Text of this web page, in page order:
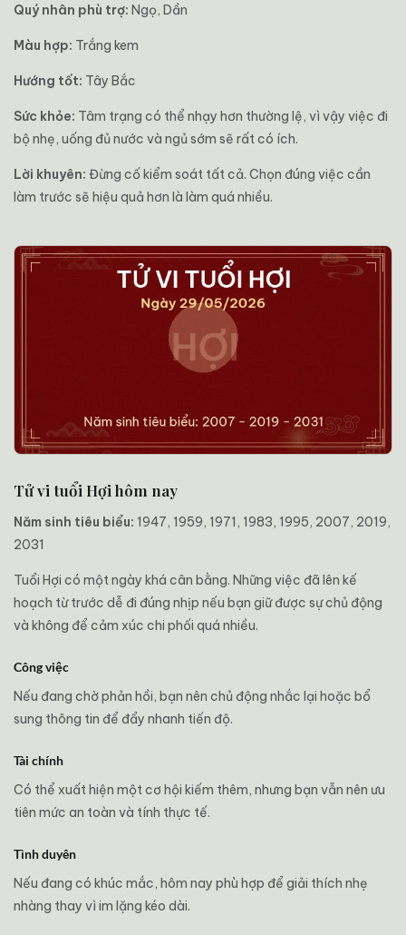
Quý nhân phù trợ: Ngọ, Dần
Màu hợp: Trắng kem
Hướng tốt: Tây Bắc
Sức khỏe: Tâm trạng có thể nhạy hơn thường lệ, vì vậy việc đi
bộ nhẹ, uống đủ nước và ngủ sớm sẽ rất có ích.
Lời khuyên: Đừng cố kiểm soát tất cả. Chọn đúng việc cần
làm trước sẽ hiệu quả hơn là làm quá nhiều.
Tử vi tuổi Hợi hôm nay
Năm sinh tiêu biểu: 1947, 1959, 1971, 1983, 1995, 2007, 2019,
2031
Tuổi Hợi có một ngày khá cân bằng. Những việc đã lên kế
hoạch từ trước dễ đi đúng nhịp nếu bạn giữ được sự chủ động
và không để cảm xúc chi phối quá nhiều.
Công việc
Nếu đang chờ phản hồi, bạn nên chủ động nhắc lại hoặc bổ
sung thông tin để đẩy nhanh tiến độ.
Tài chính
Có thể xuất hiện một cơ hội kiếm thêm, nhưng bạn vẫn nên ưu
tiên mức an toàn và tính thực tế.
Tình duyên
Nếu đang có khúc mắc, hôm nay phù hợp để giải thích nhẹ
nhàng thay vì im lặng kéo dài.